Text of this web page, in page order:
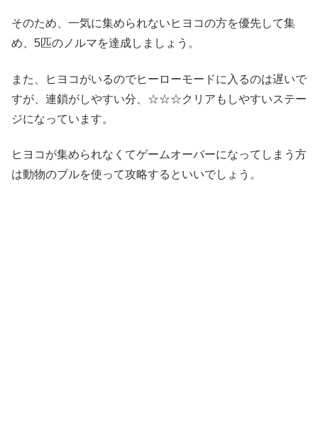
そのため、一気に集められないヒヨコの方を優先して集
め、5匹のノルマを達成しましょう。
また、ヒヨコがいるのでヒーローモードに入るのは遅いで
すが、連鎖がしやすい分、☆☆☆クリアもしやすいステー
ジになっています。
ヒヨコが集められなくてゲームオーバーになってしまう方
は動物のブルを使って攻略するといいでしょう。